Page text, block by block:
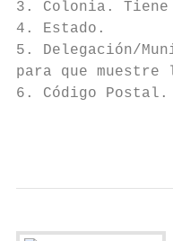
3. Colonia. Tiene
4. Estado.
5. Delegación/
para que
6. Código Postal.